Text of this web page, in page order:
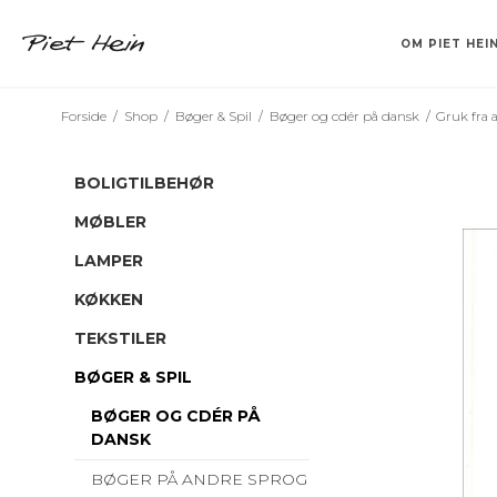
OM PIET HEIN
CV
VASER LYSESTAGER
KLABURET BARSTOL
TEMPEL SINUS SUPERCUBER
BAKKER DRIKKEGLAS
BØGER OG
Forside / Shop / Bøger & Spil / Bøger og cdér på dansk / Gruk fra
BOLIGTILBEHØR
MØBLER
LAMPER
KØKKEN
TEKSTILER
BØGER & SPIL
BØGER OG CDÉR PÅ
DANSK
BØGER PÅ ANDRE SPROG